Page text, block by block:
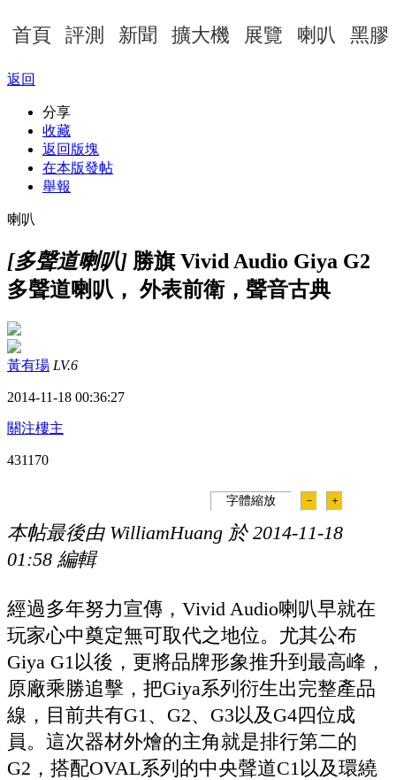
首頁 評測 新聞 擴大機 展覽 喇叭 黑膠
返回
分享
收藏
返回版塊
在本版發帖
舉報
喇叭
[多聲道喇叭] 勝旗 Vivid Audio Giya G2
多聲道喇叭， 外表前衛，聲音古典
黃有瑒 LV.6
2014-11-18 00:36:27
關注樓主
431170
字體縮放 － ＋
本帖最後由 WilliamHuang 於 2014-11-18
01:58 編輯
經過多年努力宣傳，Vivid Audio喇叭早就在
玩家心中奠定無可取代之地位。尤其公布
Giya G1以後，更將品牌形象推升到最高峰，
原廠乘勝追擊，把Giya系列衍生出完整產品
線，目前共有G1、G2、G3以及G4四位成
員。這次器材外燴的主角就是排行第二的
G2，搭配OVAL系列的中央聲道C1以及環繞